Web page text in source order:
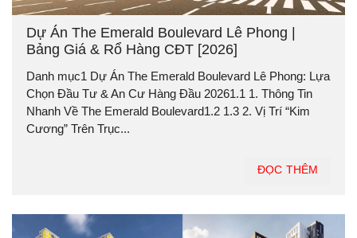
Dự Án The Emerald Boulevard Lê Phong |
Bảng Giá & Rổ Hàng CĐT [2026]
Danh mục1 Dự Án The Emerald Boulevard Lê Phong: Lựa
Chọn Đầu Tư & An Cư Hàng Đầu 20261.1 1. Thông Tin
Nhanh Về The Emerald Boulevard1.2 1.3 2. Vị Trí “Kim
Cương” Trên Trục...
ĐỌC THÊM